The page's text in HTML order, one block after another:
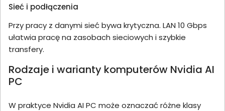
Sieć i podłączenia
Przy pracy z danymi sieć bywa krytyczna. LAN 10 Gbps
ułatwia pracę na zasobach sieciowych i szybkie
transfery.
Rodzaje i warianty komputerów Nvidia AI
PC
W praktyce Nvidia AI PC może oznaczać różne klasy